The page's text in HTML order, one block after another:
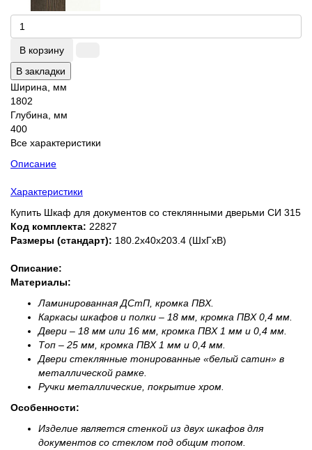
В корзину
В закладки
Ширина, мм
1802
Глубина, мм
400
Все характеристики
Описание
Характеристики
Купить Шкаф для документов со стеклянными дверьми СИ 315
Код комплекта: 22827
Размеры (стандарт): 180.2x40x203.4 (ШхГхВ)
Описание:
Материалы:
Ламинированная ДСтП, кромка ПВХ.
Каркасы шкафов и полки – 18 мм, кромка ПВХ 0,4 мм.
Двери – 18 мм или 16 мм, кромка ПВХ 1 мм и 0,4 мм.
Топ – 25 мм, кромка ПВХ 1 мм и 0,4 мм.
Двери стеклянные тонированные «белый сатин» в
металлической рамке.
Ручки металлические, покрытие хром.
Особенности:
Изделие является стенкой из двух шкафов для
документов со стеклом под общим топом.